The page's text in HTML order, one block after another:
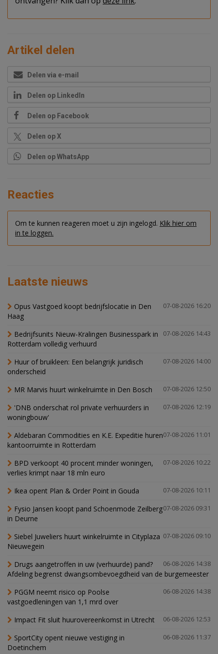
Artikel delen
Delen via e-mail
Delen op LinkedIn
Delen op Facebook
Delen op X
Delen op WhatsApp
Reacties
Om te kunnen reageren moet u zijn ingelogd. Klik hier om
in te loggen.
Laatste nieuws
07-08-2026 16:20
Opus Vastgoed koopt bedrijfslocatie in Den
Haag
07-08-2026 14:43
Bedrijfsunits Nieuw-Kralingen Businesspark in
Rotterdam volledig verhuurd
07-08-2026 14:00
Huur of bruikleen: Een belangrijk juridisch
onderscheid
07-08-2026 12:50
MR Marvis huurt winkelruimte in Den Bosch
07-08-2026 12:19
'DNB onderschat rol private verhuurders in
woningbouw'
07-08-2026 11:01
Aldebaran Commodities en K.E. Expeditie huren
kantoorruimte in Rotterdam
07-08-2026 10:22
BPD verkoopt 40 procent minder woningen,
verlies krimpt naar 18 mln euro
07-08-2026 10:11
Ikea opent Plan & Order Point in Gouda
07-08-2026 09:31
Fysio Jansen koopt pand Schoenmode Zeilberg
in Deurne
07-08-2026 09:10
Siebel Juweliers huurt winkelruimte in Cityplaza
Nieuwegein
06-08-2026 14:38
Drugs aangetroffen in uw (verhuurde) pand?
Afdeling begrenst dwangsombevoegdheid van de burgemeester
06-08-2026 14:38
PGGM neemt risico op Poolse
vastgoedleningen van 1,1 mrd over
06-08-2026 12:53
Impact Fit sluit huurovereenkomst in Utrecht
06-08-2026 11:37
SportCity opent nieuwe vestiging in
Doetinchem